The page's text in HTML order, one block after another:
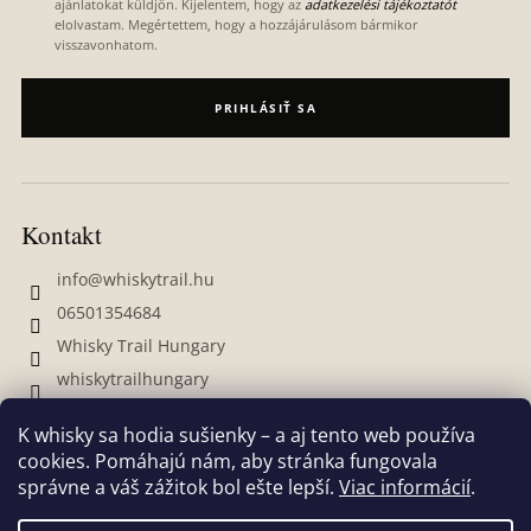
K whisky sa hodia sušienky – a aj tento web používa
cookies. Pomáhajú nám, aby stránka fungovala
správne a váš zážitok bol ešte lepší. Viac informácií.
ajánlatokat küldjön. Kijelentem, hogy az adatkezelési tájékoztatót
elolvastam. Megértettem, hogy a hozzájárulásom bármikor
visszavonhatom.
PRIHLÁSIŤ SA
Kontakt
info@whiskytrail.hu
06501354684
Whisky Trail Hungary
whiskytrailhungary